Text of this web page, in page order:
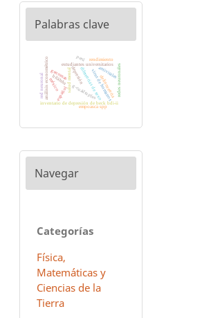
Palabras clave
depresión
estudiantes universitarios
diferencias de sexo
inventario de depresión de beck bdi-ii
salud mentalg-cuádruplesvirus de humanos
genomas antivirales
delincuencia
perú
análisis econométrico hñähñu
español redes neuronales
red neuronal méxico
rendimiento
empoasca spp
Navegar
Categorías
Física,
Matemáticas y
Ciencias de la
Tierra